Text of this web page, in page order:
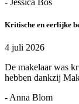
Kritische en eerlijke
4 juli 2026
De makelaar was
hebben dankzij
- Anna Blom